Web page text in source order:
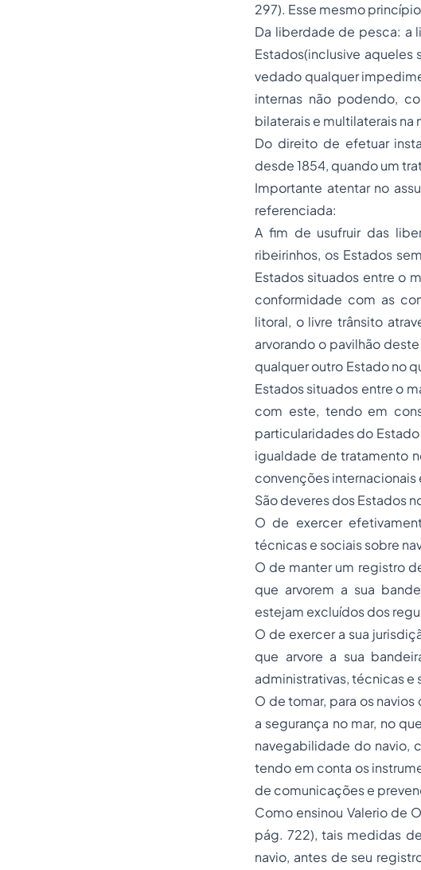
297). Esse mesmo
Da liberdade de pesca: a
Estados(inclusive
vedado qualquer
internas não podendo,
bilaterais e multilaterais na
Do direito de efetuar
desde 1854, quando um
Importante atentar no
referenciada:
A fim de usufruir das
ribeirinhos, os Estados
Estados situados entre o
conformidade com as
litoral, o livre trânsito
arvorando o pavilhão
qualquer outro Estado no
Estados situados entre o
com este, tendo em
particularidades do
igualdade de tratamento
convenções internacionais
São deveres dos Estados
O de exercer
técnicas e sociais sobre
O de manter um registro
que arvorem a sua
estejam excluídos dos
O de exercer a sua
que arvore a sua
administrativas, técnicas e
O de tomar, para os
a segurança no mar, no
navegabilidade do navio,
tendo em conta os
de comunicações e
Como ensinou Valerio de
pág. 722), tais medidas
navio, antes de seu